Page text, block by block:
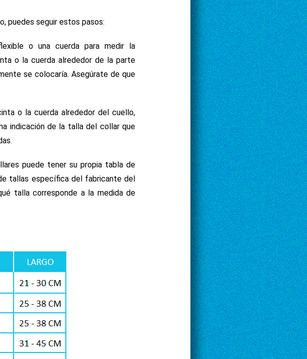
puedes seguir estos pasos:
o una cuerda para medir la
o la cuerda alrededor de la parte
se colocaría. Asegúrate de que
o la cuerda alrededor del cuello,
indicación de la talla del collar que
puede tener su propia tabla de
tallas específica del fabricante del
talla corresponde a la medida de